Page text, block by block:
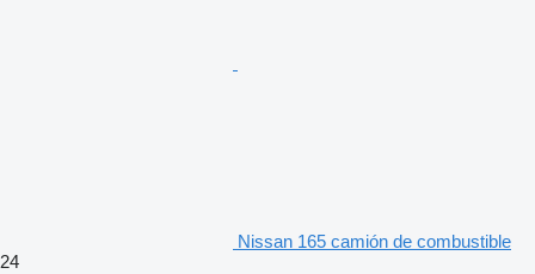
Nissan 165 camión de combustible
24